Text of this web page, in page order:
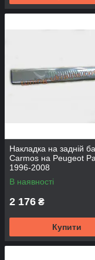
Накладка на задній
Carmos на Peugeot
1996-2008
В наявності
2 176 ₴
Купити